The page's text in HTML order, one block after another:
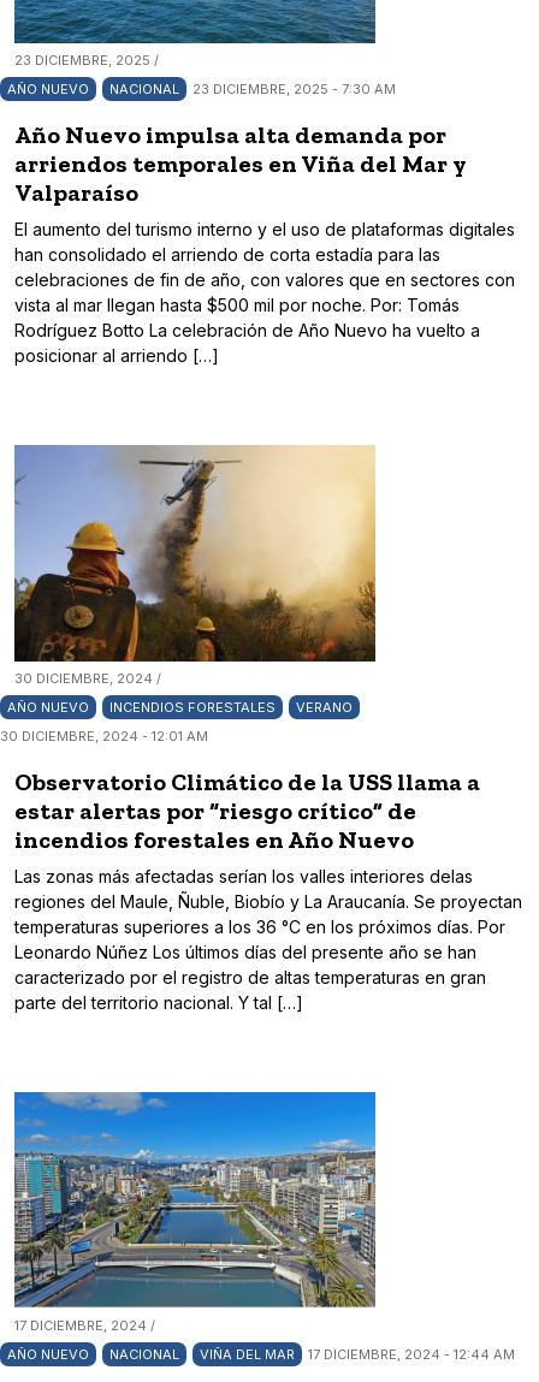
23 DICIEMBRE, 2025 /
AÑO NUEVO
NACIONAL 23 DICIEMBRE, 2025 - 7:30 AM
Año Nuevo impulsa alta demanda por
arriendos temporales en Viña del Mar y
Valparaíso
El aumento del turismo interno y el uso de plataformas digitales
han consolidado el arriendo de corta estadía para las
celebraciones de fin de año, con valores que en sectores con
vista al mar llegan hasta $500 mil por noche. Por: Tomás
Rodríguez Botto La celebración de Año Nuevo ha vuelto a
posicionar al arriendo […]
30 DICIEMBRE, 2024 /
AÑO NUEVO
INCENDIOS FORESTALES
VERANO
30 DICIEMBRE, 2024 - 12:01 AM
Observatorio Climático de la USS llama a
estar alertas por “riesgo crítico” de
incendios forestales en Año Nuevo
Las zonas más afectadas serían los valles interiores delas
regiones del Maule, Ñuble, Biobío y La Araucanía. Se proyectan
temperaturas superiores a los 36 °C en los próximos días. Por
Leonardo Núñez Los últimos días del presente año se han
caracterizado por el registro de altas temperaturas en gran
parte del territorio nacional. Y tal […]
17 DICIEMBRE, 2024 /
AÑO NUEVO
NACIONAL VIÑA DEL MAR 17 DICIEMBRE, 2024 - 12:44 AM